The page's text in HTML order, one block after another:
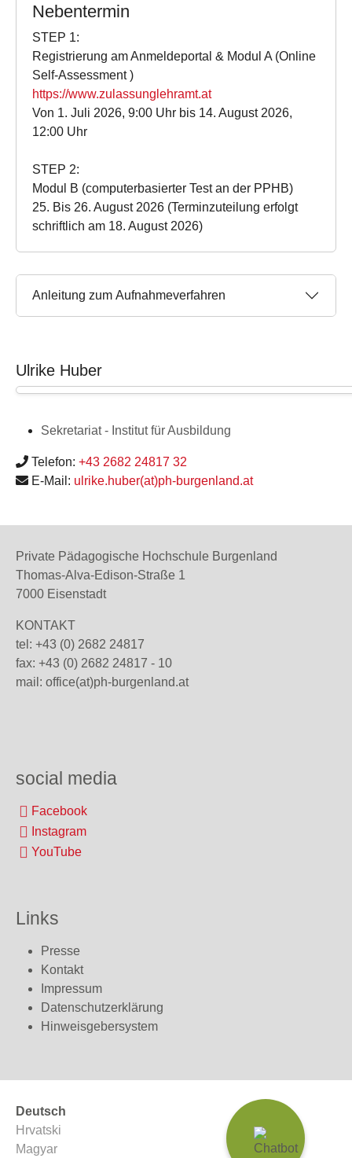
Nebentermin
STEP 1:
Registrierung am Anmeldeportal & Modul A (Online
Self-Assessment )
https://www.zulassunglehramt.at
Von 1. Juli 2026, 9:00 Uhr bis 14. August 2026,
12:00 Uhr
STEP 2:
Modul B (computerbasierter Test an der PPHB)
25. Bis 26. August 2026 (Terminzuteilung erfolgt
schriftlich am 18. August 2026)
Anleitung zum Aufnahmeverfahren
Ulrike Huber
Sekretariat - Institut für Ausbildung
Telefon: +43 2682 24817 32
E-Mail: ulrike.huber(at)ph-burgenland.at
Private Pädagogische Hochschule Burgenland
Thomas-Alva-Edison-Straße 1
7000 Eisenstadt
KONTAKT
tel: +43 (0) 2682 24817
fax: +43 (0) 2682 24817 - 10
mail: office(at)ph-burgenland.at
social media
Facebook
Instagram
YouTube
Links
Presse
Kontakt
Impressum
Datenschutzerklärung
Hinweisgebersystem
Deutsch
Hrvatski
Magyar